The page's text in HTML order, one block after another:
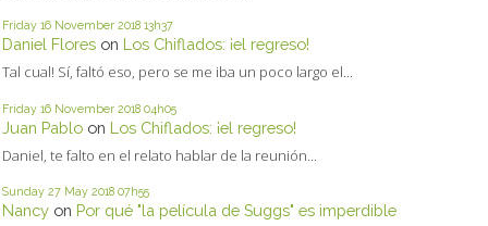
Friday 16 November 2018 13h37
Daniel Flores on Los Chiflados: ¡el regreso!
Tal cual! Sí, faltó eso, pero se me iba un poco largo el...
Friday 16 November 2018 04h05
Juan Pablo on Los Chiflados: ¡el regreso!
Daniel, te falto en el relato hablar de la reunión...
Sunday 27 May 2018 07h55
Nancy on Por qué "la película de Suggs" es imperdible